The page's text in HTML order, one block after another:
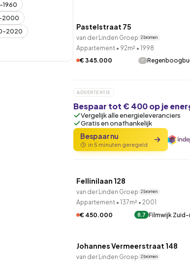
1960
2000
2020
Pastelstraat 75
van der Linden Groep 2 bronnen
Appartement • 92m² • 1998
€ 345.000
-
ADVERTENTIE
Bespaar tot € 400 op je
Vergelijk alle energieleveranciers
Gratis en onafhankelijk
Bespaar nu
in 5 minuten geregeld
Fellinilaan 128
van der Linden Groep 2 bronnen
Appartement • 137m² • 2001
€ 450.000
8.7 Filmwijk
Johannes Vermeerstraat 148
van der Linden Groep 2 bronnen